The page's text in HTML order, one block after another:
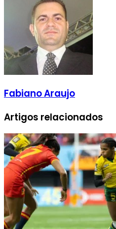
Fabiano Araujo
Artigos relacionados